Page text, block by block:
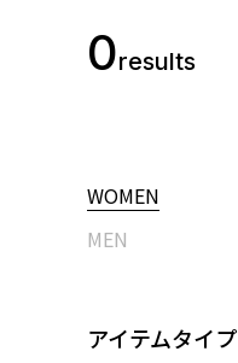
0results
WOMEN
MEN
アイテムタイプ